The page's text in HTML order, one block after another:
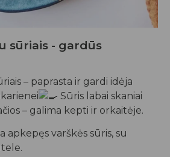
sūriais - gardūs
– paprasta ir gardi idėja
Sūris labai skaniai
– galima kepti ir orkaitėje.
apkepęs varškės sūris, su